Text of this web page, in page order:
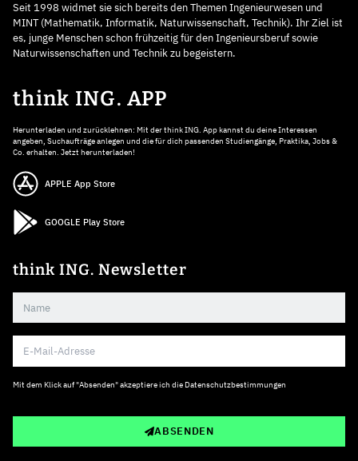
Seit 1998 widmet sie sich bereits den Themen Ingenieurwesen und
MINT (Mathematik, Informatik, Naturwissenschaft, Technik). Ihr Ziel ist
es, junge Menschen schon frühzeitig für den Ingenieursberuf sowie
Naturwissenschaften und Technik zu begeistern.
think ING. APP
Herunterladen und zurücklehnen: Mit der think ING. App kannst du deine Interessen
angeben, Suchaufträge anlegen und die für dich passenden Studiengänge, Praktika, Jobs &
Co. erhalten. Jetzt herunterladen!
APPLE App Store
GOOGLE Play Store
think ING. Newsletter
Mit dem Klick auf "Absenden" akzeptiere ich die Datenschutzbestimmungen
ABSENDEN